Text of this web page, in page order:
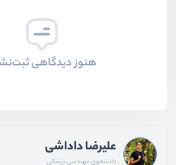
هنوز دیدگاهی
علیرضا داداشی
دانشجوی مهندسی پزشکی